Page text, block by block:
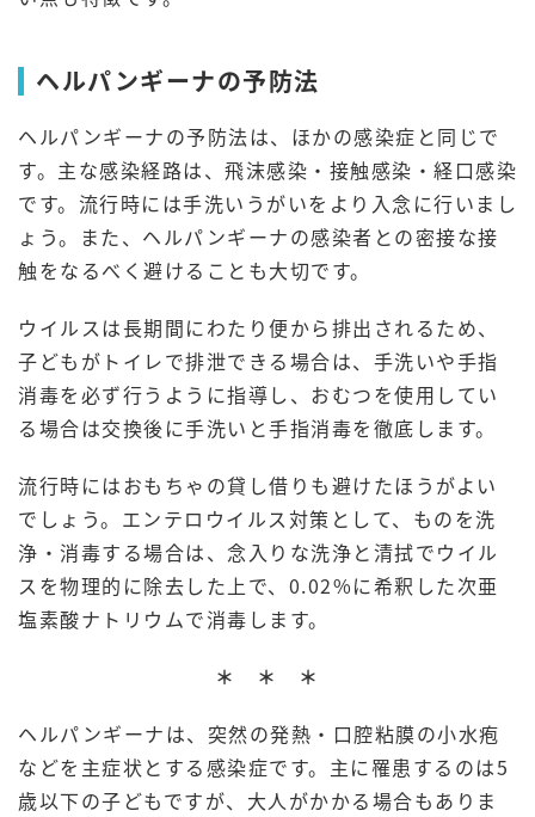
ヘルパンギーナの予防法
ヘルパンギーナの予防法は、ほかの感染症と同じで
す。主な感染経路は、飛沫感染・接触感染・経口感染
です。流行時には手洗いうがいをより入念に行いまし
ょう。また、ヘルパンギーナの感染者との密接な接
触をなるべく避けることも大切です。
ウイルスは長期間にわたり便から排出されるため、
子どもがトイレで排泄できる場合は、手洗いや手指
消毒を必ず行うように指導し、おむつを使用してい
る場合は交換後に手洗いと手指消毒を徹底します。
流行時にはおもちゃの貸し借りも避けたほうがよい
でしょう。エンテロウイルス対策として、ものを洗
浄・消毒する場合は、念入りな洗浄と清拭でウイル
スを物理的に除去した上で、0.02%に希釈した次亜
塩素酸ナトリウムで消毒します。
＊ ＊ ＊
ヘルパンギーナは、突然の発熱・口腔粘膜の小水疱
などを主症状とする感染症です。主に罹患するのは5
歳以下の子どもですが、大人がかかる場合もありま